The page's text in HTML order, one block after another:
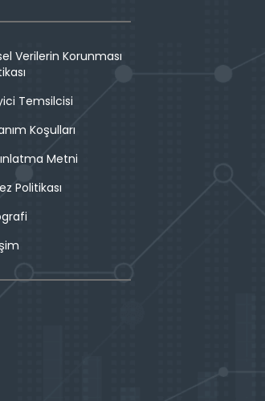
Verilerin Korunması
Temsilcisi
Koşulları
Metni
Politikası